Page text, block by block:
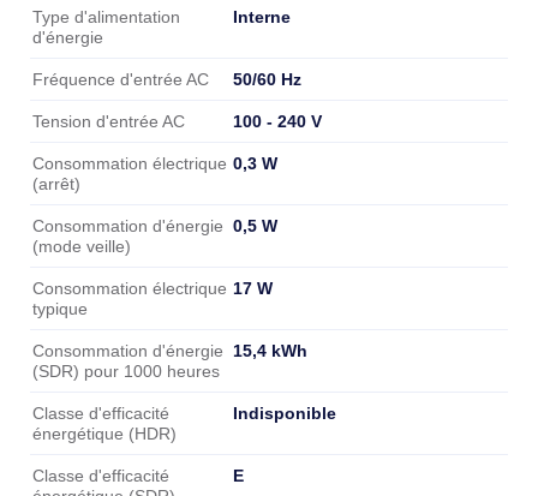
Type d'alimentation
d'énergie
Interne
Fréquence d'entrée AC 50/60 Hz
Tension d'entrée AC 100 - 240 V
Consommation électrique
(arrêt)
0,3 W
Consommation d'énergie
(mode veille)
0,5 W
Consommation électrique
typique
17 W
Consommation d'énergie
(SDR) pour 1000 heures
15,4 kWh
Classe d'efficacité
énergétique (HDR)
Indisponible
Classe d'efficacité
E